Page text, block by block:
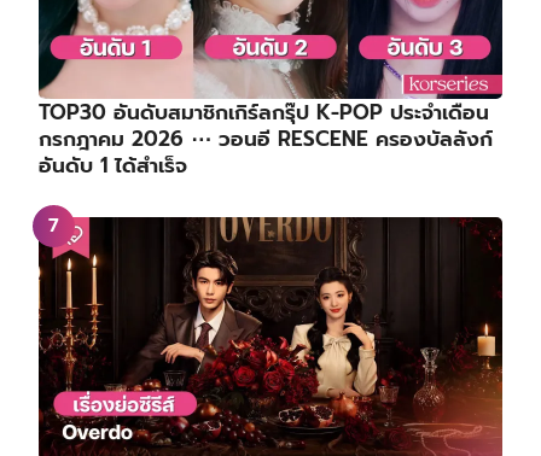
TOP30 อันดับสมาชิกเกิร์ลกรุ๊ป K-POP ประจำเดือน
กรกฎาคม 2026 ⋯ วอนอี RESCENE ครองบัลลังก์
อันดับ 1 ได้สำเร็จ